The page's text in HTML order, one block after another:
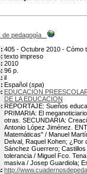
de pedagogía
405 - Octubre 2010 - Cómo
texto impreso
2010
96 p.
il
Español (spa)
EDUCACION
DE LA EDUCACION
REPORTAJE: Sueños
PRIMARIA: El
otras. SECUNDARIA:
Antonio López Jiménez.
Matemáticas" / Manuel
Delval, Raquel Kohen;
Sánchez Guerrero;
tolerancia / Miguel Fco.
masiva / Josep Guardiola;
http://